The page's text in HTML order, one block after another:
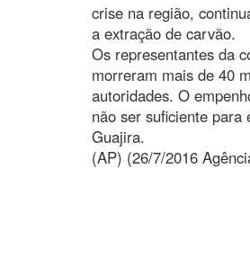
crise na região,
a extração de carvão.
Os representantes da
morreram mais de 40
autoridades. O
não ser suficiente
Guajira.
(AP) (26/7/2016